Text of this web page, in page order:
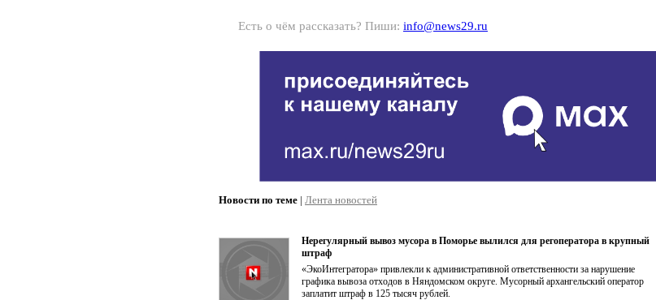
Есть о чём рассказать? Пиши: info@news29.ru
Новости по теме | Лента новостей
Нерегулярный вывоз мусора в Поморье вылился для регоператора в крупный
штраф
«ЭкоИнтегратора» привлекли к административной ответственности за нарушение
графика вывоза отходов в Няндомском округе. Мусорный архангельский оператор
заплатит штраф в 125 тысяч рублей.